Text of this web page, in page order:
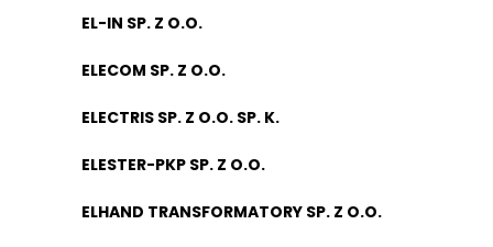
EL-IN SP. Z O.O.
ELECOM SP. Z O.O.
ELECTRIS SP. Z O.O. SP. K.
ELESTER-PKP SP. Z O.O.
ELHAND TRANSFORMATORY SP. Z O.O.